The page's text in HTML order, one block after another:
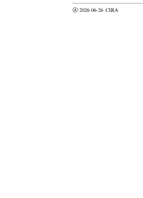
Ⓐ 2026-06-26 CIRA